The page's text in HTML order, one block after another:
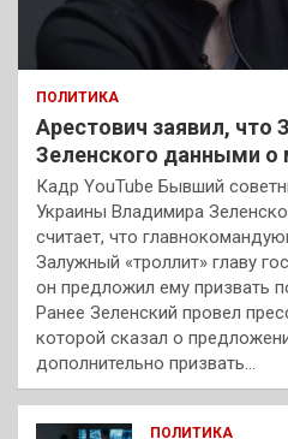
ПОЛИТИКА
Арестович заявил, что
Зеленского данными о
Кадр YouTube Бывший
Украины Владимира
считает, что
Залужный «троллит» главу
он предложил ему призвать
Ранее Зеленский провел
которой сказал о
дополнительно призвать…
ПОЛИТИКА